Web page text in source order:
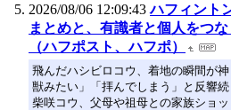
2026/08/06 12:09:43 ハフィント
まとめと、有識者と個人をつ
（ハフポスト、ハフポ）
飛んだハシビロコウ、着地の瞬間が
獣みたい」「拝んでしまう」と反響続
柴咲コウ、父母や祖母との家族ショ